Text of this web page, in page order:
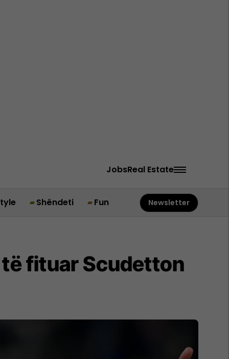
JobsReal Estate
Shëndeti Fun Newsletter
fituar Scudetton